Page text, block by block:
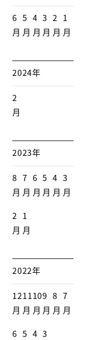
6
月
5
月
4
月
3
月
2
月
1
月
2024年
2
月
2023年
8
月
7
月
6
月
5
月
4
月
3
月
2
月
1
月
2022年
12
月
11
月
10
月
9
月
8
月
7
月
6 5 4 3